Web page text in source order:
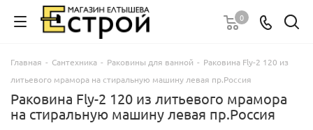
0
Главная - Сантехника - Раковины для ванной - Раковина Fly-2 120 из
литьевого мрамора на стиральную машину левая пр.Россия
Раковина Fly-2 120 из литьевого мрамора
на стиральную машину левая пр.Россия